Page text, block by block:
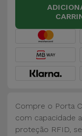
Compre o Porta
com capacidade
proteção RFID,